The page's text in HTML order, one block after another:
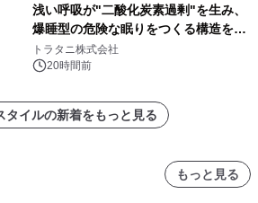
浅い呼吸が"二酸化炭素過剰"を生み、
爆睡型の危険な眠りをつくる構造を解
説
トラタニ株式会社
20時間前
タイルの新着をもっと見る
もっと見る